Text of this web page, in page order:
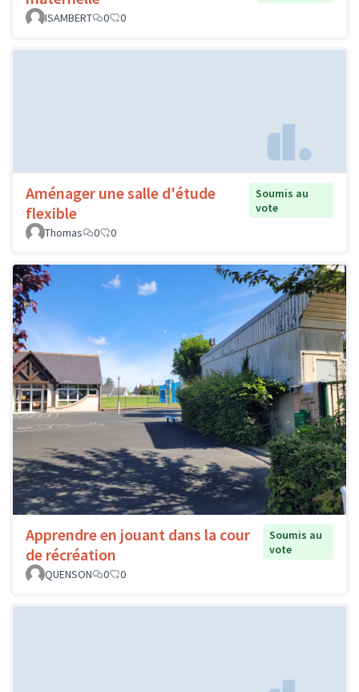
ISAMBERT
0 0
Aménager une salle d'étude
flexible
Soumis au
vote
Thomas
0 0
Apprendre en jouant dans la cour
de récréation
Soumis au
vote
QUENSON
0 0